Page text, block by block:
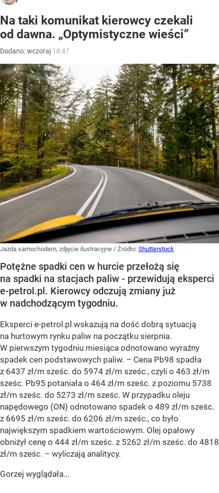
Na taki komunikat kierowcy czekali
od dawna. „Optymistyczne wieści”
Dodano:wczoraj 18:47
Jazda samochodem, zdjęcie ilustracyjne / Źródło: Shutterstock
Potężne spadki cen w hurcie przełożą się
na spadki na stacjach paliw - przewidują eksperci
e-petrol.pl. Kierowcy odczują zmiany już
w nadchodzącym tygodniu.
Eksperci e-petrol.pl wskazują na dość dobrą sytuacją
na hurtowym rynku paliw na początku sierpnia.
W pierwszym tygodniu miesiąca odnotowano wyraźny
spadek cen podstawowych paliw. – Cena Pb98 spadła
z 6437 zł/m sześc. do 5974 zł/m sześc., czyli o 463 zł/m
sześc. Pb95 potaniała o 464 zł/m sześc. z poziomu 5738
zł/m sześc. do 5273 zł/m sześc. W przypadku oleju
napędowego (ON) odnotowano spadek o 489 zł/m sześc.
z 6695 zł/m sześc. do 6206 zł/m sześc., co było
największym spadkiem wartościowym. Olej opałowy
obniżył cenę o 444 zł/m sześc. z 5262 zł/m sześc. do 4818
zł/m sześc. – wyliczają analitycy.
Gorzej wyglądała...